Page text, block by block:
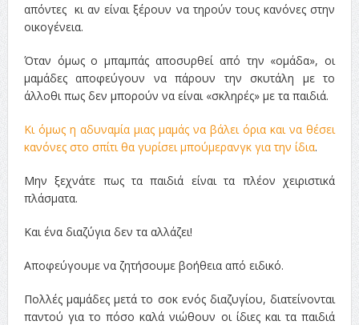
απόντες κι αν είναι ξέρουν να τηρούν τους κανόνες στην
οικογένεια.
Όταν όμως ο μπαμπάς αποσυρθεί από την «ομάδα», οι
μαμάδες αποφεύγουν να πάρουν την σκυτάλη με το
άλλοθι πως δεν μπορούν να είναι «σκληρές» με τα παιδιά.
Κι όμως η αδυναμία μιας μαμάς να βάλει όρια και να θέσει
κανόνες στο σπίτι θα γυρίσει μπούμερανγκ για την ίδια.
Μην ξεχνάτε πως τα παιδιά είναι τα πλέον χειριστικά
πλάσματα.
Και ένα διαζύγια δεν τα αλλάζει!
Αποφεύγουμε να ζητήσουμε βοήθεια από ειδικό.
Πολλές μαμάδες μετά το σοκ ενός διαζυγίου, διατείνονται
παντού για το πόσο καλά νιώθουν οι ίδιες και τα παιδιά